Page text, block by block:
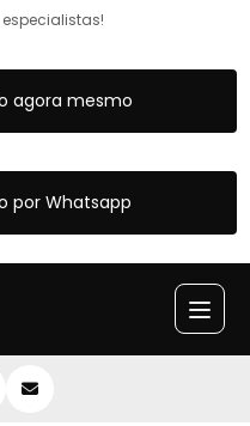
agora mesmo
por Whatsapp